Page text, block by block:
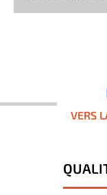
VERS